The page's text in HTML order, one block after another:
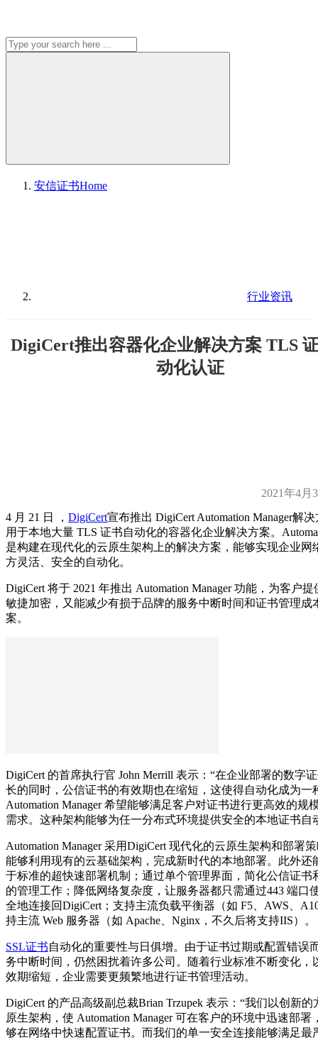
安信证书Home
行业资讯
DigiCert推出容器化企业解决方案 TLS
动化认证
2021年4月
4 月 21 日 ， DigiCert宣布推出 DigiCert Automation Manager解
用于本地大量 TLS 证书自动化的容器化企业解决方案。
是构建在现代化的云原生架构上的解决方案，能够实现企业网
方灵活、安全的自动化。
DigiCert 将于 2021 年推出 Automation Manager 功能，为客户
敏捷加密，又能减少有损于品牌的服务中断时间和证书管理成
案。
DigiCert 的首席执行官 John Merrill 表示：“在企业部署的数字
长的同时，公信证书的有效期也在缩短，这使得自动化成为一
Automation Manager 希望能够满足客户对证书进行更高效的规
需求。这种架构能够为任一分布式环境提供安全的本地证书自
Automation Manager 采用DigiCert 现代化的云原生架构和部署
能够利用现有的云基础架构，完成新时代的本地部署。此外还
于标准的超快速部署机制；通过单个管理界面，简化公信证书
的管理工作；降低网络复杂度，让服务器都只需通过443 端口
全地连接回DigiCert；支持主流负载平衡器（如 F5、AWS、
持主流 Web 服务器（如 Apache、Nginx，不久后将支持IIS）。
SSL证书自动化的重要性与日俱增。由于证书过期或配置错误
务中断时间，仍然困扰着许多公司。随着行业标准不断变化，
效期缩短，企业需要更频繁地进行证书管理活动。
DigiCert 的产品高级副总裁Brian Trzupek 表示：“我们以创新的
原生架构，使 Automation Manager 可在客户的环境中迅速部署
够在网络中快速配置证书。而我们的单一安全连接能够满足最